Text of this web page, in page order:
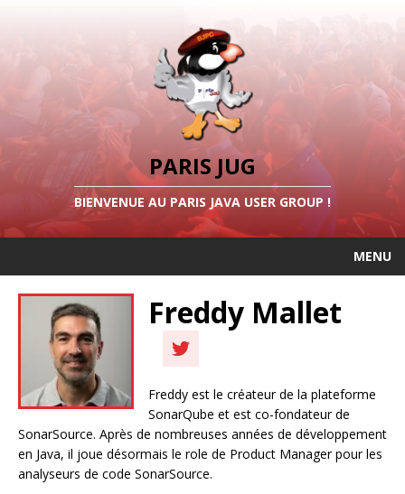
PARIS JUG
BIENVENUE AU PARIS JAVA USER GROUP !
MENU
Freddy Mallet
Freddy est le créateur de la plateforme
SonarQube et est co-fondateur de
SonarSource. Après de nombreuses années de développement
en Java, il joue désormais le role de Product Manager pour les
analyseurs de code SonarSource.